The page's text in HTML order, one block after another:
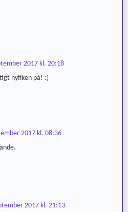
2017 kl. 20:18
nyfiken på! :)
2017 kl. 08:36
2017 kl. 21:13